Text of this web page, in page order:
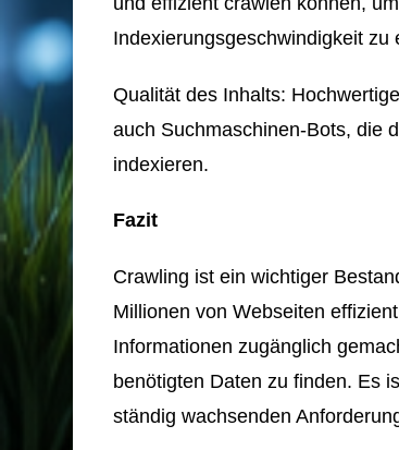
Indexierungsgeschwindigkeit zu
Qualität des Inhalts:
auch Suchmaschinen-Bots, die
indexieren.
Fazit
Crawling ist ein wichtiger
Millionen von Webseiten
Informationen zugänglich
benötigten Daten zu finden. Es
ständig wachsenden